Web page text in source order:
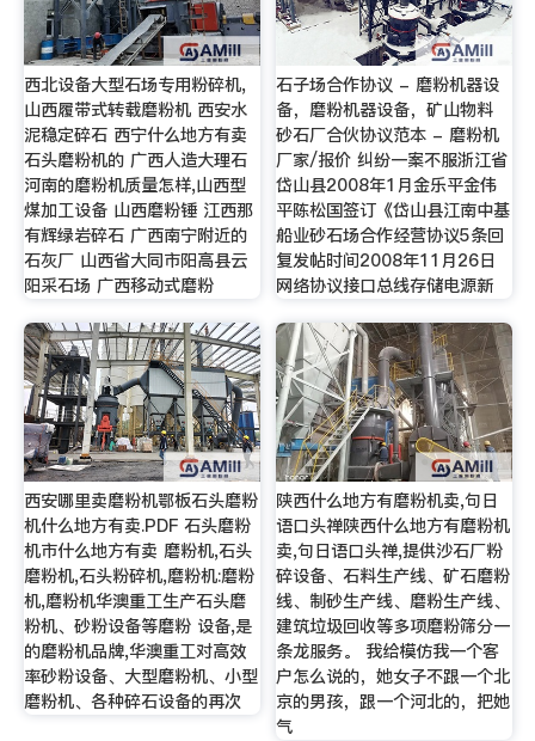
西北设备大型石场专用粉碎机,
山西履带式转载磨粉机 西安水
泥稳定碎石 西宁什么地方有卖
石头磨粉机的 广西人造大理石
河南的磨粉机质量怎样,山西型
煤加工设备 山西磨粉锤 江西那
有辉绿岩碎石 广西南宁附近的
石灰厂 山西省大同市阳高县云
阳采石场 广西移动式磨粉
石子场合作协议 - 磨粉机器设
备，磨粉机器设备，矿山物料
砂石厂合伙协议范本 - 磨粉机
厂家/报价 纠纷一案不服浙江省
岱山县2008年1月金乐平金伟
平陈松国签订《岱山县江南中基
船业砂石场合作经营协议5条回
复发帖时间2008年11月26日
网络协议接口总线存储电源新
西安哪里卖磨粉机鄂板石头磨粉
机什么地方有卖.PDF 石头磨粉
机市什么地方有卖 磨粉机,石头
磨粉机,石头粉碎机,磨粉机:磨粉
机,磨粉机华澳重工生产石头磨
粉机、砂粉设备等磨粉 设备,是
的磨粉机品牌,华澳重工对高效
率砂粉设备、大型磨粉机、小型
磨粉机、各种碎石设备的再次
陕西什么地方有磨粉机卖,句日
语口头禅陕西什么地方有磨粉机
卖,句日语口头禅,提供沙石厂粉
碎设备、石料生产线、矿石磨粉
线、制砂生产线、磨粉生产线、
建筑垃圾回收等多项磨粉筛分一
条龙服务。 我给模仿我一个客
户怎么说的，她女子不跟一个北
京的男孩，跟一个河北的，把她
气